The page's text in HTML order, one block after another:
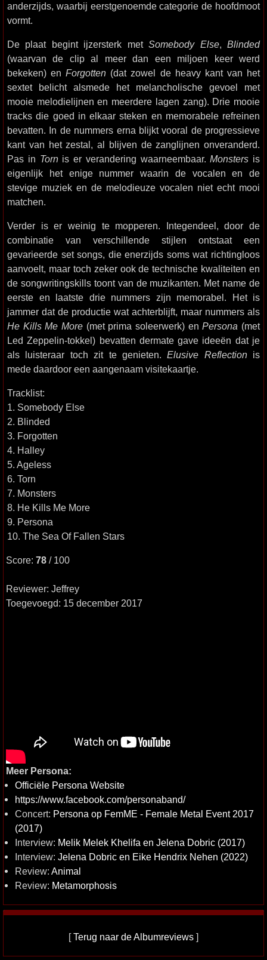
anderzijds, waarbij eerstgenoemde categorie de hoofdmoot
vormt.
De plaat begint ijzersterk metSomebody Else,Blinded
(waarvan de clip al meer dan een miljoen keer werd
bekeken) enForgotten (dat zowel de heavy kant van het
sextet belicht alsmede het melancholische gevoel met
mooie melodielijnen en meerdere lagen zang). Drie mooie
tracks die goed in elkaar steken en memorabele refreinen
bevatten. In de nummers erna blijkt vooral de progressieve
kant van het zestal, al blijven de zanglijnen onveranderd.
Pas in Tornis er verandering waarneembaar.Monsters is
eigenlijk het enige nummer waarin de vocalen en de
stevige muziek en de melodieuze vocalen niet echt mooi
matchen.
Verder is er weinig te mopperen. Integendeel, door de
combinatie van verschillende stijlen ontstaat een
gevarieerde set songs, die enerzijds soms wat richtingloos
aanvoelt, maar toch zeker ook de technische kwaliteiten en
de songwritingskills toont van de muzikanten. Met name de
eerste en laatste drie nummers zijn memorabel. Het is
jammer dat de productie wat achterblijft, maar nummers als
He Kills Me More (met prima soleerwerk) enPersona (met
Led Zeppelin-tokkel) bevatten dermate gave ideeën dat je
als luisteraar toch zit te genieten.Elusive Reflectionis
mede daardoor een aangenaam visitekaartje.
Tracklist:
1. Somebody Else
2. Blinded
3. Forgotten
4. Halley
5. Ageless
6. Torn
7. Monsters
8. He Kills Me More
9. Persona
10. The Sea Of Fallen Stars
Score: 78 / 100
Reviewer: Jeffrey
Toegevoegd: 15 december 2017
Meer Persona:
Officiële Persona Website
https://www.facebook.com/personaband/
Concert: Persona op FemME - Female Metal Event 2017
(2017)
Interview: Melik Melek Khelifa en Jelena Dobric (2017)
Interview: Jelena Dobric en Eike Hendrix Nehen (2022)
Review: Animal
Review: Metamorphosis
[Terug naar de Albumreviews ]